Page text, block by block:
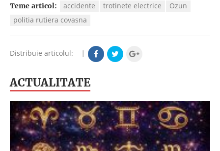
Teme articol: accidente trotinete electrice
Ozun
politia rutiera covasna
Distribuie articolul: |
ACTUALITATE